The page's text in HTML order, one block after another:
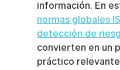
información. En
normas globales
detección de
convierten en un
práctico